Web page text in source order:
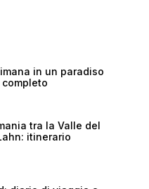
in un paradiso
tra la Valle del
itinerario